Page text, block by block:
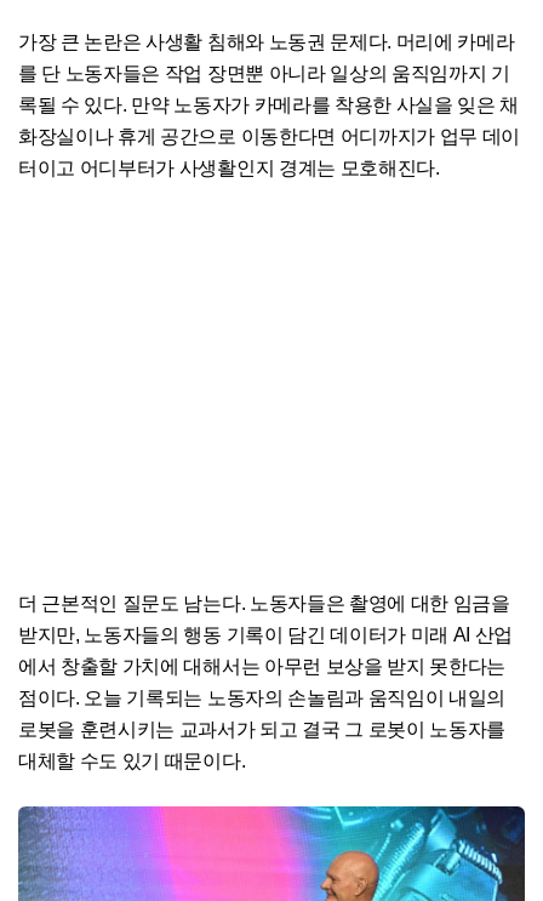
가장 큰 논란은 사생활 침해와 노동권 문제다. 머리에 카메라
를 단 노동자들은 작업 장면뿐 아니라 일상의 움직임까지 기
록될 수 있다. 만약 노동자가 카메라를 착용한 사실을 잊은 채
화장실이나 휴게 공간으로 이동한다면 어디까지가 업무 데이
터이고 어디부터가 사생활인지 경계는 모호해진다.
더 근본적인 질문도 남는다. 노동자들은 촬영에 대한 임금을
받지만, 노동자들의 행동 기록이 담긴 데이터가 미래 AI 산업
에서 창출할 가치에 대해서는 아무런 보상을 받지 못한다는
점이다. 오늘 기록되는 노동자의 손놀림과 움직임이 내일의
로봇을 훈련시키는 교과서가 되고 결국 그 로봇이 노동자를
대체할 수도 있기 때문이다.